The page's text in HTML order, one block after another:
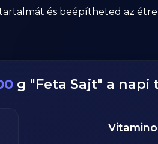
és beépítheted az
g "Feta Sajt" a napi